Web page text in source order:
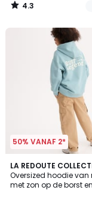
4.3
/
50% VANAF 2*
LA REDOUTE
Oversized hoodie van
met zon op de borst